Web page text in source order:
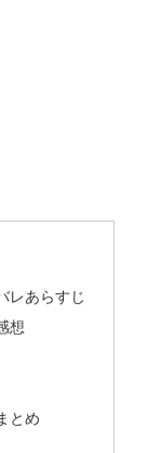
レあらすじ
想
とめ